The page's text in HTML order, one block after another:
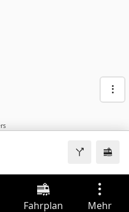
Fahrplan Mehr